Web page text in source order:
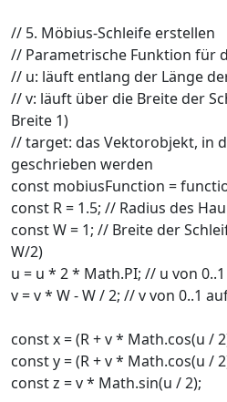
// 5. Möbius-Schleife erstellen
// Parametrische Funktion für
// u: läuft entlang der Länge
// v: läuft über die Breite der
Breite 1)
// target: das Vektorobjekt, in
geschrieben werden
const mobiusFunction =
const R = 1.5; // Radius des
const W = 1; // Breite der
W/2)
u = u * 2 * Math.PI; // u von
v = v * W - W / 2; // v von 0..1
const x = (R + v * Math.cos(u /
const y = (R + v * Math.cos(u /
const z = v * Math.sin(u / 2);